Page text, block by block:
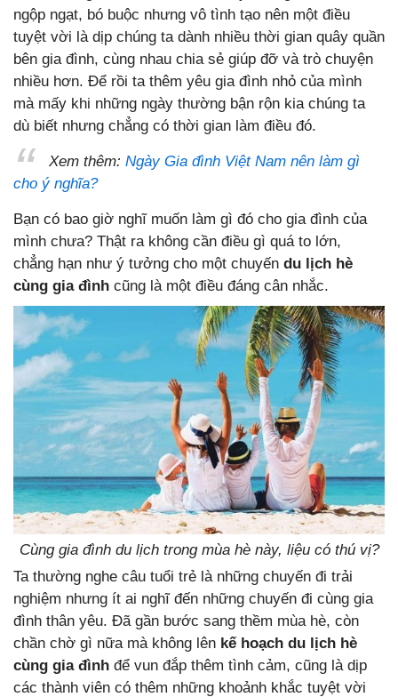
ngộp ngạt, bó buộc nhưng vô tình tạo nên một điều
tuyệt vời là dịp chúng ta dành nhiều thời gian quây quần
bên gia đình, cùng nhau chia sẻ giúp đỡ và trò chuyện
nhiều hơn. Để rồi ta thêm yêu gia đình nhỏ của mình
mà mấy khi những ngày thường bận rộn kia chúng ta
dù biết nhưng chẳng có thời gian làm điều đó.
Xem thêm: Ngày Gia đình Việt Nam nên làm gì
cho ý nghĩa?
Bạn có bao giờ nghĩ muốn làm gì đó cho gia đình của
mình chưa? Thật ra không cần điều gì quá to lớn,
chẳng hạn như ý tưởng cho một chuyến du lịch hè
cùng gia đình cũng là một điều đáng cân nhắc.
Cùng gia đình du lịch trong mùa hè này, liệu có thú vị?
Ta thường nghe câu tuổi trẻ là những chuyến đi trải
nghiệm nhưng ít ai nghĩ đến những chuyến đi cùng gia
đình thân yêu. Đã gần bước sang thềm mùa hè, còn
chần chờ gì nữa mà không lên kế hoạch du lịch hè
cùng gia đình để vun đắp thêm tình cảm, cũng là dịp
các thành viên có thêm những khoảnh khắc tuyệt vời